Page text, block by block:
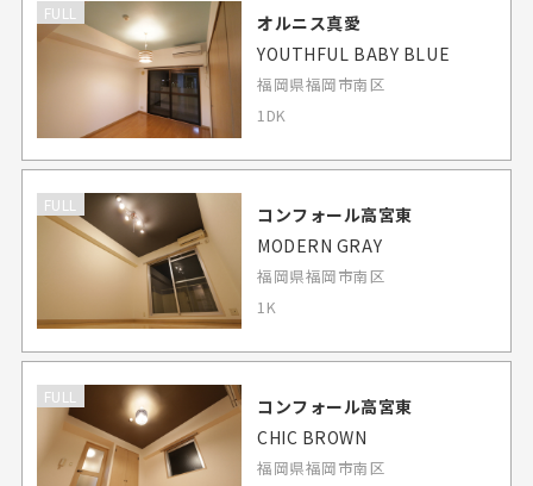
FULL
オルニス真愛
YOUTHFUL BABY BLUE
福岡県福岡市南区
1DK
FULL
コンフォール高宮東
MODERN GRAY
福岡県福岡市南区
1K
FULL
コンフォール高宮東
CHIC BROWN
福岡県福岡市南区